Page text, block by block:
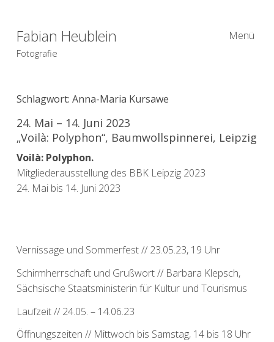
Fabian Heublein
Fotografie
Menü
Schlagwort: Anna-Maria Kursawe
24. Mai – 14. Juni 2023
„Voilà: Polyphon“, Baumwollspinnerei, Leipzig
Voilà: Polyphon.
Mitgliederausstellung des BBK Leipzig 2023
24. Mai bis 14. Juni 2023
Vernissage und Sommerfest // 23.05.23, 19 Uhr
Schirmherrschaft und Grußwort // Barbara Klepsch,
Sächsische Staatsministerin für Kultur und Tourismus
Laufzeit // 24.05. – 14.06.23
Öffnungszeiten // Mittwoch bis Samstag, 14 bis 18 Uhr